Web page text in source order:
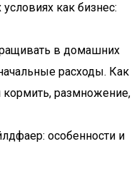
как бизнес:
в домашних
расходы. Как
размножение,